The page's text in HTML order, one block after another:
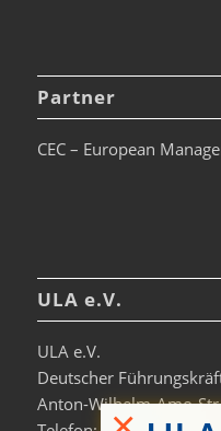
Partner
CEC – European
ULA e.V.
ULA e.V.
Deutscher
Anton-Wilhelm-Amo-